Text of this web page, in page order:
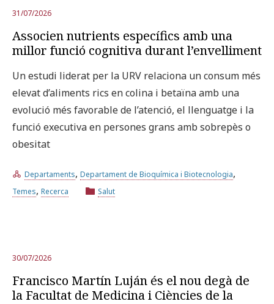
31/07/2026
Associen nutrients específics amb una
millor funció cognitiva durant l’envelliment
Un estudi liderat per la URV relaciona un consum més
elevat d’aliments rics en colina i betaïna amb una
evolució més favorable de l’atenció, el llenguatge i la
funció executiva en persones grans amb sobrepès o
obesitat
Departaments, Departament de Bioquímica i Biotecnologia,
Temes, Recerca Salut
30/07/2026
Francisco Martín Luján és el nou degà de
la Facultat de Medicina i Ciències de la